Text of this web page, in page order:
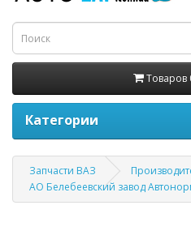
Товаров
Категории
Запчасти ВАЗ
АО Белебеевский завод